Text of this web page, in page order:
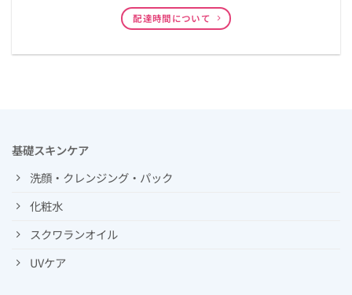
配達時間について
基礎スキンケア
洗顔・クレンジング・パック
化粧水
スクワランオイル
UVケア